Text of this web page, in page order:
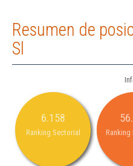
Resumen de
Sl
6.158
Ranking Sectorial Ranking